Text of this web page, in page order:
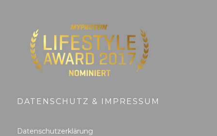
DATENSCHUTZ & IMPRESSUM
Datenschutzerklärung